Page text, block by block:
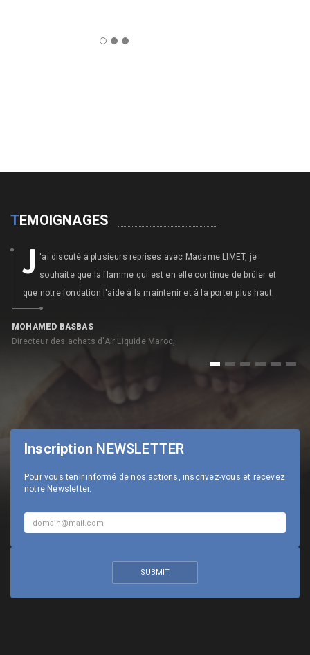
TEMOIGNAGES
J 'ai discuté à plusieurs reprises avec Madame LIMET, je
souhaite que la flamme qui est en elle continue de brûler et
que notre fondation l'aide à la maintenir et à la porter plus haut.
MOHAMED BASBAS
Directeur des achats d'Air Liquide Maroc,
1 2 3 4 5 6
Inscription NEWSLETTER
Pour vous tenir informé de nos actions, inscrivez-vous et recevez
notre Newsletter.